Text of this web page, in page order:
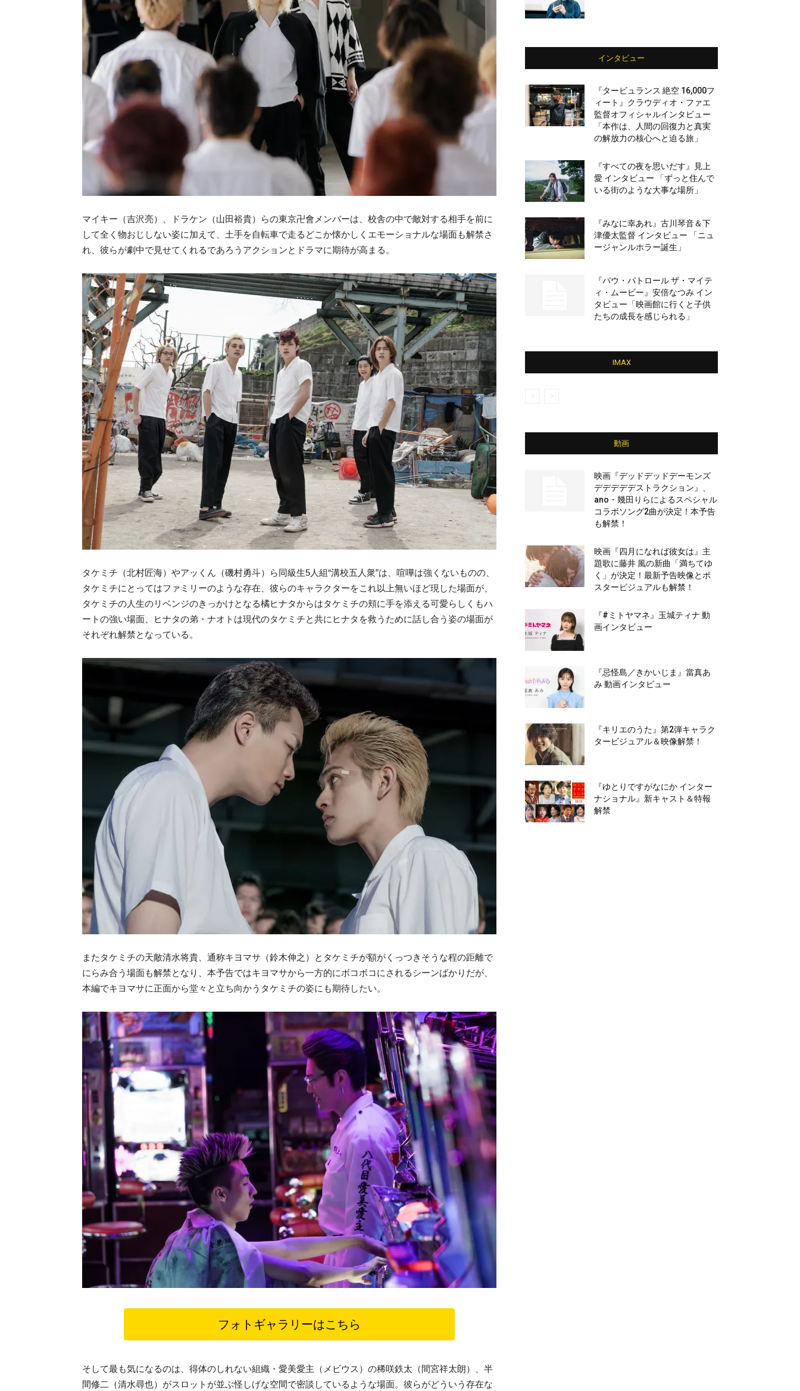
マイキー（吉沢亮）、ドラケン（山田裕貴）らの東京卍會メンバーは、校舎の中で敵対する相手を前に
して全く物おじしない姿に加えて、土手を自転車で走るどこか懐かしくエモーショナルな場面も解禁さ
れ、彼らが劇中で見せてくれるであろうアクションとドラマに期待が高まる。
タケミチ（北村匠海）やアッくん（磯村勇斗）ら同級生5人組“溝校五人衆”は、喧嘩は強くないものの、
タケミチにとってはファミリーのような存在、彼らのキャラクターをこれ以上無いほど現した場面が、
タケミチの人生のリベンジのきっかけとなる橘ヒナタからはタケミチの頬に手を添える可愛らしくもハ
ートの強い場面、ヒナタの弟・ナオトは現代のタケミチと共にヒナタを救うために話し合う姿の場面が
それぞれ解禁となっている。
またタケミチの天敵清水将貴、通称キヨマサ（鈴木伸之）とタケミチが額がくっつきそうな程の距離で
にらみ合う場面も解禁となり、本予告ではキヨマサから一方的にボコボコにされるシーンばかりだが、
本編でキヨマサに正面から堂々と立ち向かうタケミチの姿にも期待したい。
フォトギャラリーはこちら
そして最も気になるのは、得体のしれない組織・愛美愛主（メビウス）の稀咲鉄太（間宮祥太朗）、半
間修二（清水尋也）がスロットが並ぶ怪しげな空間で密談しているような場面。彼らがどういう存在な
インタビュー
『タービュランス 絶空 16,000フ
ィート』クラウディオ・ファエ
監督オフィシャルインタビュー
「本作は、人間の回復力と真実
の解放力の核心へと迫る旅」
『すべての夜を思いだす』見上
愛 インタビュー 「ずっと住んで
いる街のような大事な場所」
『みなに幸あれ』古川琴音＆下
津優太監督 インタビュー 「ニュ
ージャンルホラー誕生」
『パウ・パトロール ザ・マイテ
ィ・ムービー』安倍なつみ イン
タビュー「映画館に行くと子供
たちの成長を感じられる」
IMAX
動画
映画『デッドデッドデーモンズ
デデデデデストラクション』、
ano・幾田りらによるスペシャル
コラボソング2曲が決定！本予告
も解禁！
映画『四月になれば彼女は』主
題歌に藤井 風の新曲「満ちてゆ
く」が決定！最新予告映像とポ
スタービジュアルも解禁！
『#ミトヤマネ』玉城ティナ 動
画インタビュー
『忌怪島／きかいじま』當真あ
み 動画インタビュー
『キリエのうた』第2弾キャラク
タービジュアル＆映像解禁！
『ゆとりですがなにか インター
ナショナル』新キャスト＆特報
解禁